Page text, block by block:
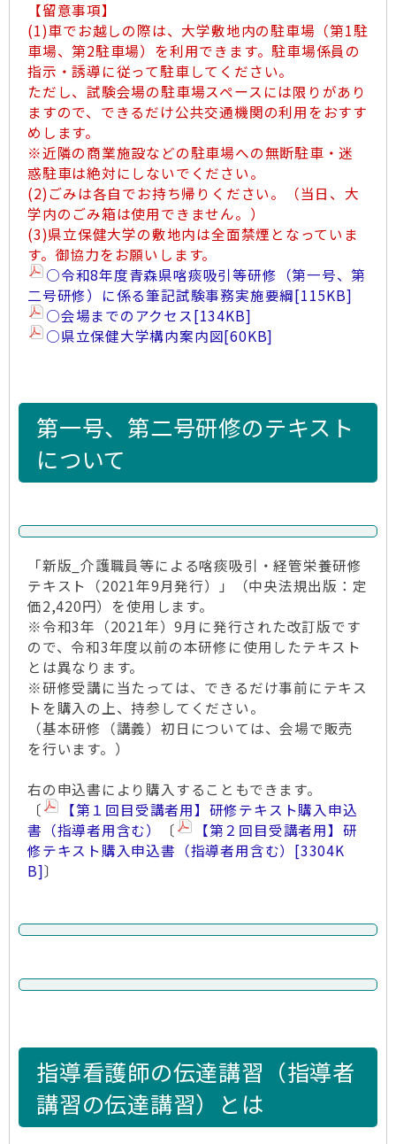
【留意事項】
(1)車でお越しの際は、大学敷地内の駐車場（第1駐
車場、第2駐車場）を利用できます。駐車場係員の
指示・誘導に従って駐車してください。
ただし、試験会場の駐車場スペースには限りがあり
ますので、できるだけ公共交通機関の利用をおすす
めします。
※近隣の商業施設などの駐車場への無断駐車・迷
惑駐車は絶対にしないでください。
(2)ごみは各自でお持ち帰りください。（当日、大
学内のごみ箱は使用できません。）
(3)県立保健大学の敷地内は全面禁煙となっていま
す。御協力をお願いします。
○令和8年度青森県喀痰吸引等研修（第一号、第
二号研修）に係る筆記試験事務実施要綱[115KB]
○会場までのアクセス[134KB]
○県立保健大学構内案内図[60KB]
第一号、第二号研修のテキスト
について
「新版_介護職員等による喀痰吸引・経管栄養研修
テキスト（2021年9月発行）」（中央法規出版：定
価2,420円）を使用します。
※令和3年（2021年）9月に発行された改訂版です
ので、令和3年度以前の本研修に使用したテキスト
とは異なります。
※研修受講に当たっては、できるだけ事前にテキス
トを購入の上、持参してください。
（基本研修（講義）初日については、会場で販売
を行います。）
右の申込書により購入することもできます。
〔
【第１回目受講者用】研修テキスト購入申込
書（指導者用含む）
〔
【第２回目受講者用】研
修テキスト購入申込書（指導者用含む） [3304K
B]〕
指導看護師の伝達講習（指導者
講習の伝達講習）とは